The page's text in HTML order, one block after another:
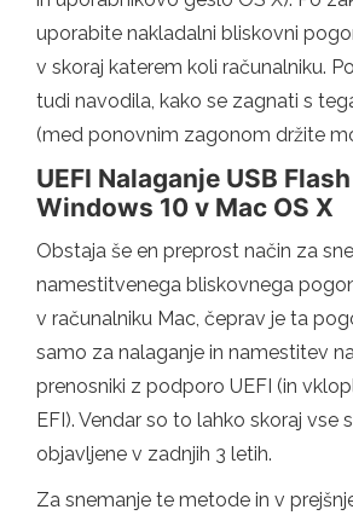
uporabite nakladalni bliskovni
v skoraj katerem koli računalniku.
tudi navodila, kako se zagnati s
(med ponovnim zagonom držite
UEFI Nalaganje USB
Windows 10 v Mac OS X
Obstaja še en preprost način za
namestitvenega bliskovnega
v računalniku Mac, čeprav je ta
samo za nalaganje in namestitev
prenosniki z podporo UEFI (in
EFI). Vendar so to lahko skoraj vse
objavljene v zadnjih 3 letih.
Za snemanje te metode in v